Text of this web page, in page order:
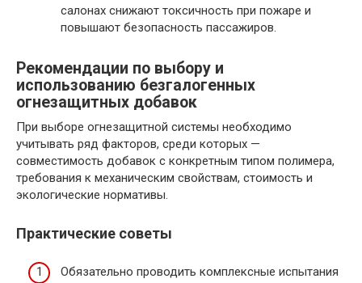
салонах снижают токсичность при пожаре и
повышают безопасность пассажиров.
Рекомендации по выбору и
использованию безгалогенных
огнезащитных добавок
При выборе огнезащитной системы необходимо
учитывать ряд факторов, среди которых —
совместимость добавок с конкретным типом полимера,
требования к механическим свойствам, стоимость и
экологические нормативы.
Практические советы
Обязательно проводить комплексные испытания